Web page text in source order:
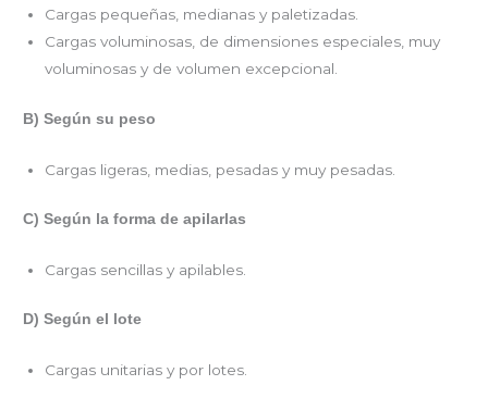
Cargas pequeñas, medianas y paletizadas.
Cargas voluminosas, de dimensiones especiales, muy
voluminosas y de volumen excepcional.
B) Según su peso
Cargas ligeras, medias, pesadas y muy pesadas.
C) Según la forma de apilarlas
Cargas sencillas y apilables.
D) Según el lote
Cargas unitarias y por lotes.